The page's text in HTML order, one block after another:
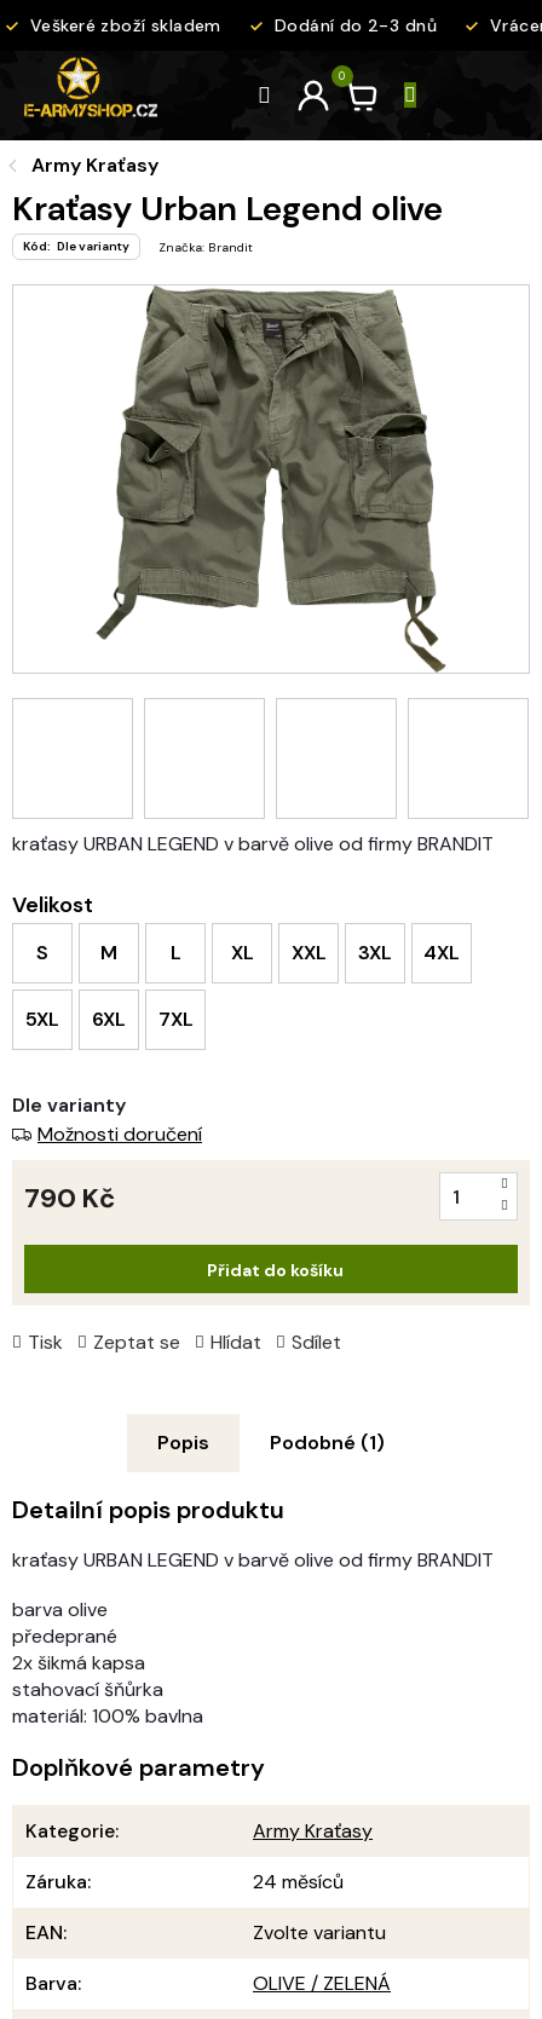
na
Veškeré zboží skladem Dodání do 2-3 dnů
Army Kraťasy
Kraťasy Urban Legend olive
Kód: Dle varianty Značka: Brandit
Velikost
S M L XL XXL 3XL 4XL
5XL 6XL 7XL
kraťasy URBAN LEGEND v barvě olive od firmy BRANDIT
Tisk Zeptat se Hlídat Sdílet
Dle varianty
Možnosti doručení
790 Kč
Přidat do košíku
Popis Podobné (1)
Detailní popis produktu
kraťasy URBAN LEGEND v barvě olive od firmy BRANDIT
barva olive
předeprané
2x šikmá kapsa
stahovací šňůrka
materiál: 100% bavlna
Doplňkové parametry
Kategorie:
Army Kraťasy
Záruka:
24 měsíců
EAN:
Zvolte variantu
Barva:
OLIVE / ZELENÁ